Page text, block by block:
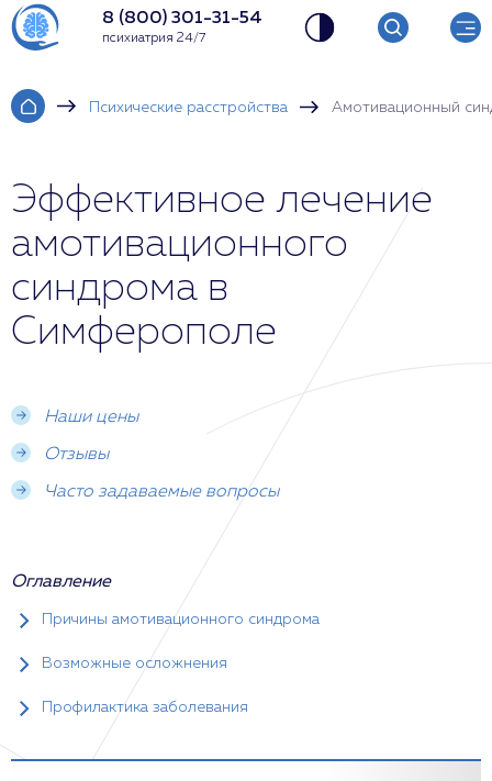
8 (800) 301-31-54
психиатрия 24/7
Психические расстройства Амотивационный
Эффективное лечение
амотивационного
синдрома в
Симферополе
Наши цены
Отзывы
Часто задаваемые вопросы
Оглавление
Причины амотивационного синдрома
Возможные осложнения
Профилактика заболевания